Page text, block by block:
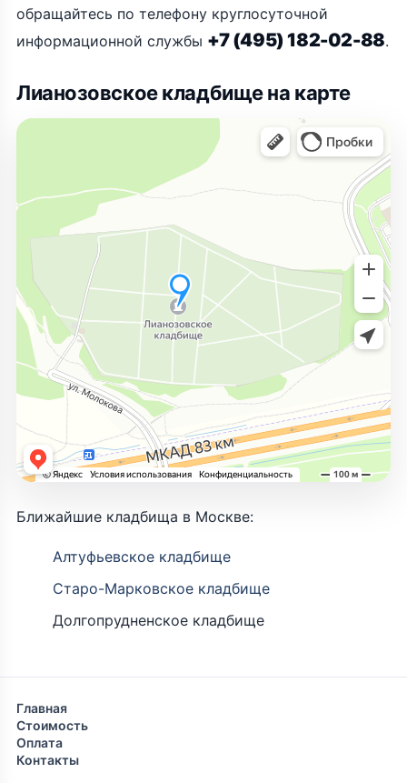
обращайтесь по телефону круглосуточной
информационной службы +7 (495) 182-02-88.
Лианозовское кладбище на карте
Ближайшие кладбища в Москве:
Алтуфьевское кладбище
Старо-Марковское кладбище
Долгопрудненское кладбище
Главная
Стоимость
Оплата
Контакты